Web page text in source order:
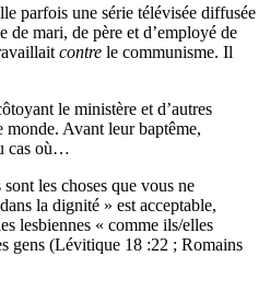
parfois une série télévisée diffusée
de mari, de père et d’employé de
contre le communisme. Il
le ministère et d’autres
monde. Avant leur baptême,
cas où…
les choses que vous ne
la dignité » est acceptable,
lesbiennes « comme ils/elles
gens (Lévitique 18 :22 ; Romains